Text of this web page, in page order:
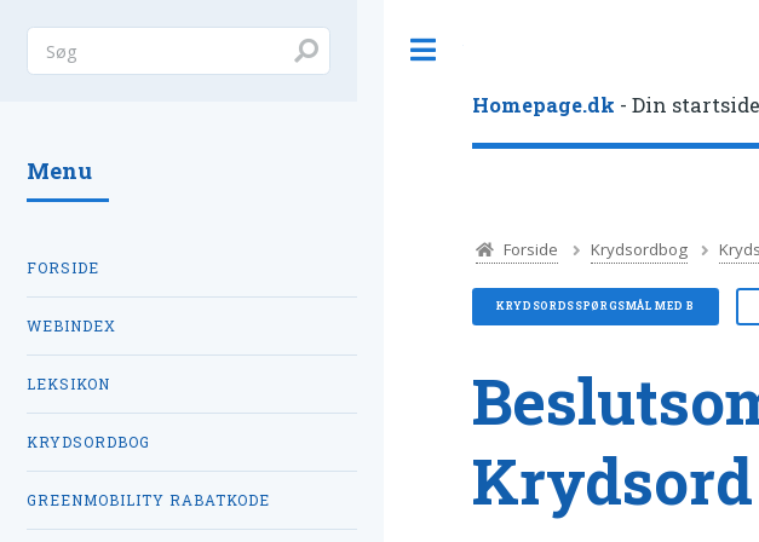
Homepage.dk - Din
Forside Krydsordbog
KRYDSORDSSPØRGSMÅL MED B
Krydsord
Menu
FORSIDE
WEBINDEX
LEKSIKON
KRYDSORDBOG
GREENMOBILITY RABATKODE